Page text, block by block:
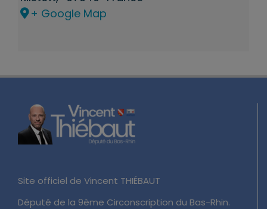
+ Google Map
Site officiel de Vincent THIÉBAUT
Député de la 9ème Circonscription du Bas-Rhin.